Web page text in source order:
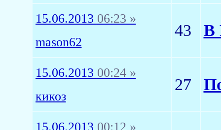
15.06.2013 06:23 »
mason62
43 В
15.06.2013 00:24 »
кикоз
27
15.06.2013 00:12 »